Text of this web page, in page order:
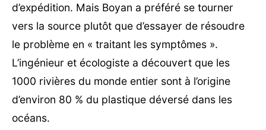
d’expédition. Mais Boyan a préféré se tourner
vers la source plutôt que d’essayer de résoudre
le problème en « traitant les symptômes ».
L’ingénieur et écologiste a découvert que les
1000 rivières du monde entier sont à l’origine
d’environ 80 % du plastique déversé dans les
océans.